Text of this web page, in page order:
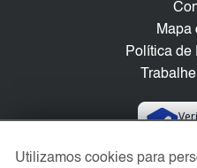
Mapa
Política de
Utilizamos cookies para